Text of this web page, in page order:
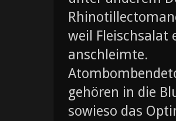
weil Fleischsalat
anschleimte.
gehören in die
sowieso das